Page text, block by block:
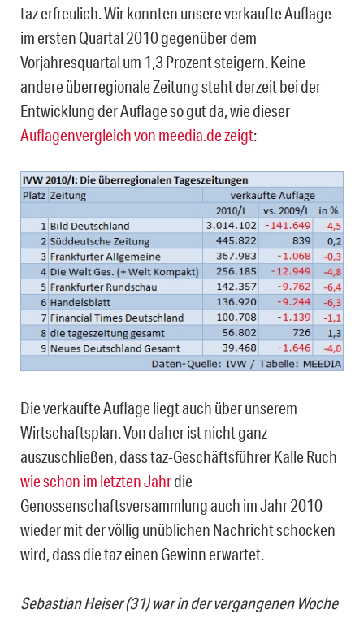
taz erfreulich. Wir konnten unsere verkaufte Auflage
im ersten Quartal 2010 gegenüber dem
Vorjahresquartal um 1,3 Prozent steigern. Keine
andere überregionale Zeitung steht derzeit bei der
Entwicklung der Auflage so gut da, wie dieser
Auflagenvergleich von meedia.de zeigt:
Die verkaufte Auflage liegt auch über unserem
Wirtschaftsplan. Von daher ist nicht ganz
auszuschließen, dass taz-Geschäftsführer Kalle Ruch
wie schon im letzten Jahrdie
Genossenschaftsversammlung auch im Jahr 2010
wieder mit der völlig unüblichen Nachricht schocken
wird, dass die taz einen Gewinn erwartet.
Sebastian Heiser (31) war in der vergangenen Woche